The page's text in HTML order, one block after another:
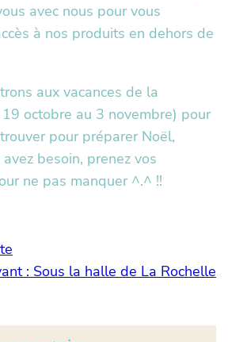
avec nous pour vous
à nos produits en dehors de
aux vacances de la
octobre au 3 novembre) pour
pour préparer Noël,
avez besoin, prenez vos
ne pas manquer ^.^ !!
: Sous la halle de La Rochelle